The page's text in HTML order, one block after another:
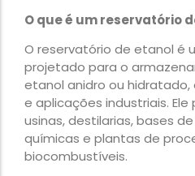
O que é um reservatório
O reservatório de etanol é
projetado para o
etanol anidro ou
e aplicações industriais.
usinas, destilarias, bases
químicas e plantas de
biocombustíveis.